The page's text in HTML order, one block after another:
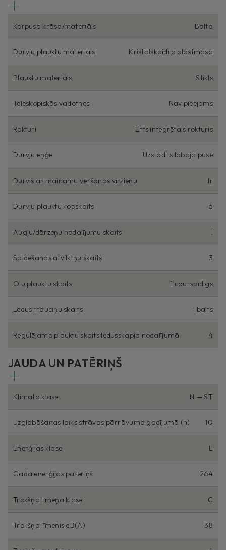
Korpusa krāsa/materiāls Balta
Durvju plauktu materiāls Kristālskaidra plastmasa
Plauktu materiāls Stikls
Teleskopiskās vadotnes Nav pieejams
Rokturi Ērts integrētais rokturis
Durvju eņģe Uzstādīts labajā pusē
Durvis ar maināmu vēršanas virzienu Ir
Durvju plauktu kopskaits 6
Augļu/dārzeņu nodalījumu skaits 1
Saldēšanas atvilktņu skaits 3
Olu plauktu skaits 1 caurspīdīgs
Ledus trauciņu skaits 1 balts
Regulējamo plauktu skaits ledusskapja nodalījumā 4
JAUDA UN PATĒRIŅŠ
Klimata klase N — ST
Uzglabāšanas laiks strāvas pārrāvuma gadījumā (h) 10
Enerģijas klase E
Gada enerģijas patēriņš 264
Trokšņa līmeņa klase C
Trokšņa līmenis dB(A) 38